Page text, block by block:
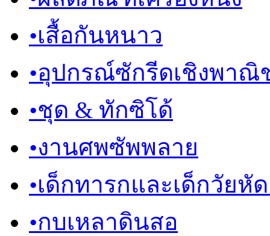
•เสื้อกันหนาว
•อุปกรณ์ซักรีดเชิงพาณิ
•ชุด & ทักซิโด้
•งานศพซัพพลาย
•เด็กทารกและเด็กวัยหั
•กบเหลาดินสอ